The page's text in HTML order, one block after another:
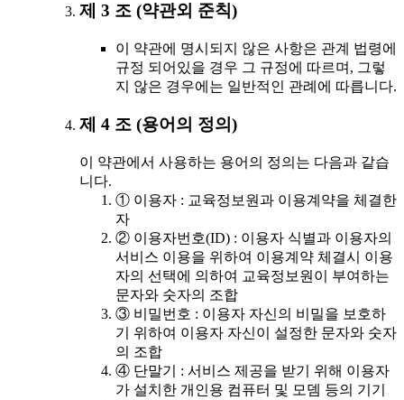
제 3 조 (약관외 준칙)
이 약관에 명시되지 않은 사항은 관계 법령에
규정 되어있을 경우 그 규정에 따르며, 그렇
지 않은 경우에는 일반적인 관례에 따릅니다.
제 4 조 (용어의 정의)
이 약관에서 사용하는 용어의 정의는 다음과 같습
니다.
① 이용자 : 교육정보원과 이용계약을 체결한
자
② 이용자번호(ID) : 이용자 식별과 이용자의
서비스 이용을 위하여 이용계약 체결시 이용
자의 선택에 의하여 교육정보원이 부여하는
문자와 숫자의 조합
③ 비밀번호 : 이용자 자신의 비밀을 보호하
기 위하여 이용자 자신이 설정한 문자와 숫자
의 조합
④ 단말기 : 서비스 제공을 받기 위해 이용자
가 설치한 개인용 컴퓨터 및 모뎀 등의 기기